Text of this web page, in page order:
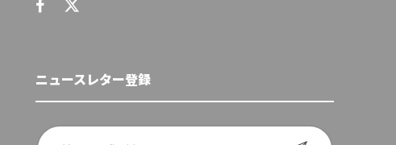
ニュースレター登録